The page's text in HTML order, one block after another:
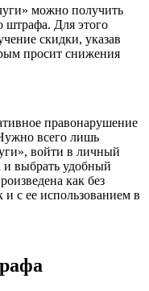
можно получить
штрафа. Для этого
скидки, указав
просит снижения
правонарушение
всего лишь
войти в личный
и выбрать удобный
как без
и с ее использованием в